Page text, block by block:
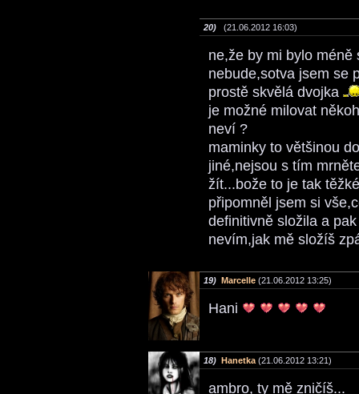
20) (21.06.2012 16:03)
ne,že by mi bylo
nebude,sotva jsem se
prostě skvělá dvojka
je možné milovat
neví ?
maminky to většinou
jiné,nejsou s tím
žít...bože to je tak
připomněl jsem si
definitivně složila a
nevím,jak mě složíš
19) Marcelle (21.06.2012 13:25)
Hani
18) Hanetka (21.06.2012 13:21)
ambro, ty mě zničíš...